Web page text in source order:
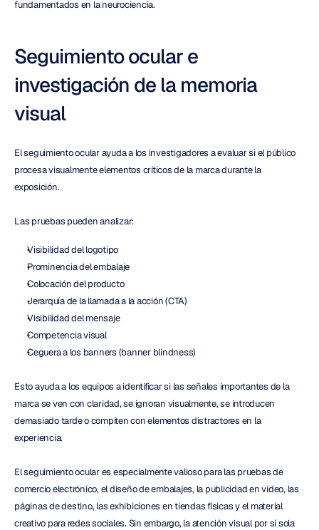
fundamentados en la neurociencia.
Seguimiento ocular e
investigación de la memoria
visual
El seguimiento ocular ayuda a los investigadores a evaluar si el público
procesa visualmente elementos críticos de la marca durante la
exposición.
Las pruebas pueden analizar:
Visibilidad del logotipo
Prominencia del embalaje
Colocación del producto
Jerarquía de la llamada a la acción (CTA)
Visibilidad del mensaje
Competencia visual
Ceguera a los banners (banner blindness)
Esto ayuda a los equipos a identificar si las señales importantes de la
marca se ven con claridad, se ignoran visualmente, se introducen
demasiado tarde o compiten con elementos distractores en la
experiencia.
El seguimiento ocular es especialmente valioso para las pruebas de
comercio electrónico, el diseño de embalajes, la publicidad en vídeo, las
páginas de destino, las exhibiciones en tiendas físicas y el material
creativo para redes sociales. Sin embargo, la atención visual por sí sola